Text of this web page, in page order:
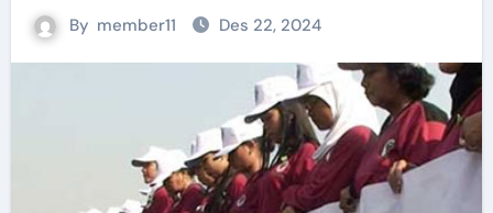
By member11 Des 22, 2024